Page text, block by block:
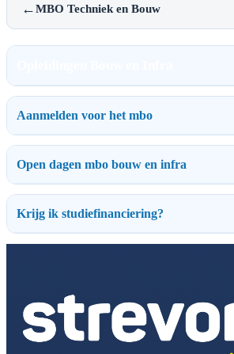
←MBO Techniek en Bouw
Aanmelden voor het mbo
Open dagen mbo bouw en infra
Krijg ik studiefinanciering?